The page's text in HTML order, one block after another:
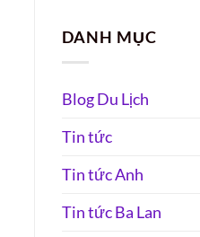
DANH MỤC
Blog Du Lịch
Tin tức
Tin tức Anh
Tin tức Ba Lan